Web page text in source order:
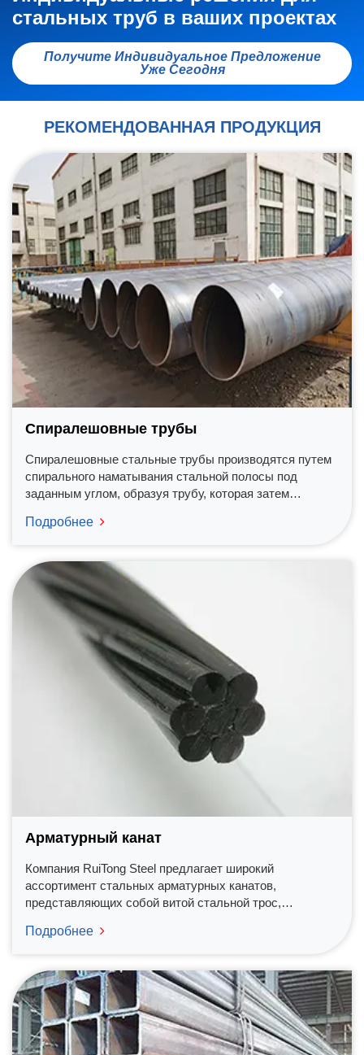
стальных труб в ваших проектах
Получите Индивидуальное Предложение
Уже Сегодня
РЕКОМЕНДОВАННАЯ ПРОДУКЦИЯ
Спиралешовные трубы
Спиралешовные стальные трубы производятся путем
спирального наматывания стальной полосы под
заданным углом, образуя трубу, которая затем
позволяет использовать узкие стальные полосы для
экономичное решение для различных промышленных
задач.
Подробнее
Арматурный канат
Компания RuiTong Steel предлагает широкий
ассортимент стальных арматурных канатов,
представляющих собой витой стальной трос,
доступных как в связанной системе постнапряженного
Подробнее